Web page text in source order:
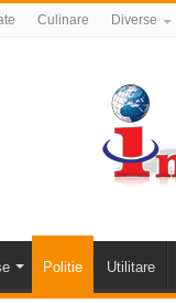
Culinare Diverse
Politie Utilitare